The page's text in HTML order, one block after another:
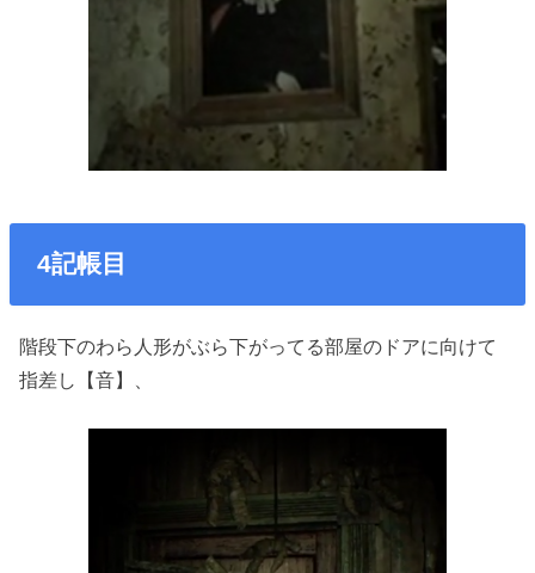
4記帳目
階段下のわら人形がぶら下がってる部屋のドアに向けて
指差し【音】、